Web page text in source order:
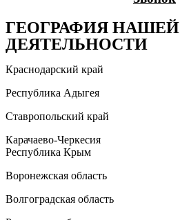
ГЕОГРАФИЯ НАШЕЙ
ДЕЯТЕЛЬНОСТИ
Краснодарский край
Республика Адыгея
Ставропольский край
Карачаево-Черкесия
Республика Крым
Воронежская область
Волгоградская область